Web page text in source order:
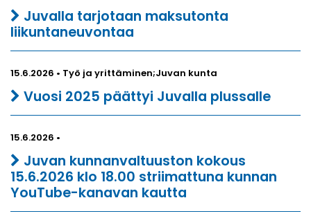
Juvalla tarjotaan maksutonta
liikuntaneuvontaa
15.6.2026 • Työ ja yrittäminen;Juvan kunta
Vuosi 2025 päättyi Juvalla plussalle
15.6.2026 •
Juvan kunnanvaltuuston kokous
15.6.2026 klo 18.00 striimattuna kunnan
YouTube-kanavan kautta